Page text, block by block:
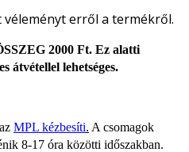
erről a termékről.
2000 Ft. Ez alatti
átvétellel lehetséges.
MPL kézbesíti. A csomagok
8-17 óra közötti időszakban.